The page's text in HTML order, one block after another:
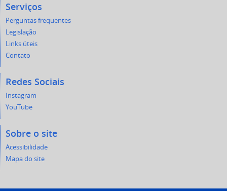
Serviços
Perguntas frequentes
Legislação
Links úteis
Contato
Redes Sociais
Instagram
YouTube
Sobre o site
Acessibilidade
Mapa do site